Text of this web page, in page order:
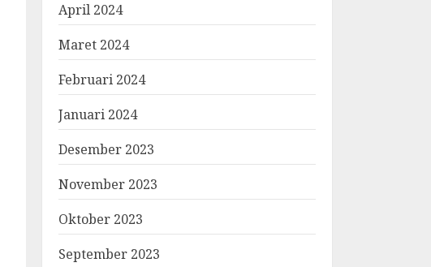
April 2024
Maret 2024
Februari 2024
Januari 2024
Desember 2023
November 2023
Oktober 2023
September 2023